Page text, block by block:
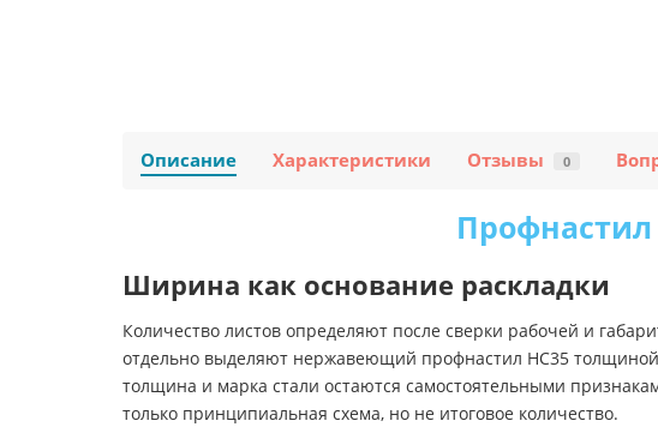
Описание Характеристики Отзывы 0
Ширина как основание раскладки
Количество листов определяют после сверки рабочей и
отдельно выделяют нержавеющий профнастил НС35 толщиной
толщина и марка стали остаются самостоятельными
только принципиальная схема, но не итоговое количество.